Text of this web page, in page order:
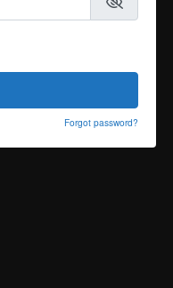
Forgot password?